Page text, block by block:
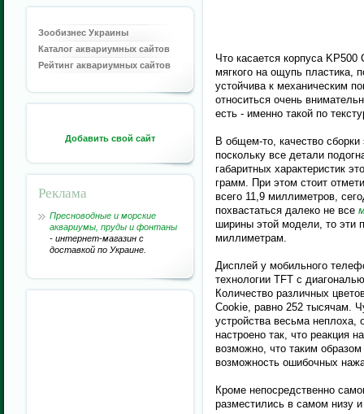
Зообизнес Украины
Каталог аквариумных сайтов
Рейтинг аквариумных сайтов
Добавить свой сайт
Реклама
Пресноводные и морские
аквариумы, пруды и фонтаны
- интернет-магазин с
доставкой по Украине.
Что касается корпуса KP500
мягкого на ощупь пластика,
устойчива к механическим
относиться очень
есть - именно такой по
В общем-то, качество
поскольку все детали
габаритных характеристик
грамм. При этом стоит
всего 11,9 миллиметров,
похвастаться далеко не все
ширины этой модели, то эти
миллиметрам.
Дисплей у мобильного
технологии TFT с
Количество различных
Cookie, равно 252 тысячам.
устройства весьма неплоха,
настроено так, что реакция
возможно, что таким
возможность ошибочных
Кроме непосредственно
разместились в самом низу